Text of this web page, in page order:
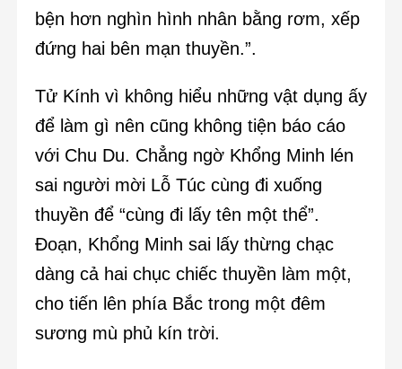
bện hơn nghìn hình nhân bằng rơm, xếp
đứng hai bên mạn thuyền.”.
Tử Kính vì không hiểu những vật dụng ấy
để làm gì nên cũng không tiện báo cáo
với Chu Du. Chẳng ngờ Khổng Minh lén
sai người mời Lỗ Túc cùng đi xuống
thuyền để “cùng đi lấy tên một thể”.
Đoạn, Khổng Minh sai lấy thừng chạc
dàng cả hai chục chiếc thuyền làm một,
cho tiến lên phía Bắc trong một đêm
sương mù phủ kín trời.